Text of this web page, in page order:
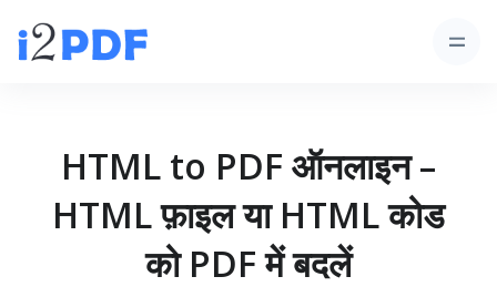
HTML to PDF ऑनलाइन –
HTML फ़ाइल या HTML कोड
को PDF में बदलें